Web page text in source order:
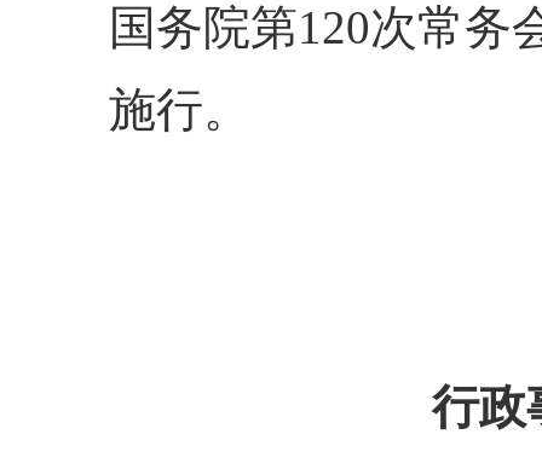
国务院第120次常务
施行。
行政